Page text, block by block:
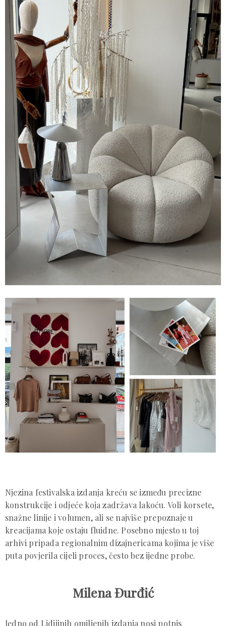
Njezina festivalska izdanja kreću se između precizne
konstrukcije i odjeće koja zadržava lakoću. Voli korsete,
snažne linije i volumen, ali se najviše prepoznaje u
kreacijama koje ostaju fluidne. Posebno mjesto u toj
arhivi pripada regionalnim dizajnericama kojima je više
puta povjerila cijeli proces, često bez ijedne probe.
Milena Đurđić
Jedno od Lidijinih omiljenih izdanja nosi potpis